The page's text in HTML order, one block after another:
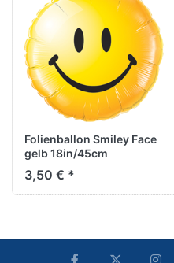
Folienballon Smiley Face
gelb 18in/45cm
3,50 € *